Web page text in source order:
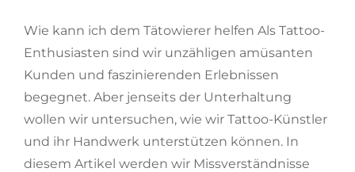
Wie kann ich dem Tätowierer helfen Als Tattoo-
Enthusiasten sind wir unzähligen amüsanten
Kunden und faszinierenden Erlebnissen
begegnet. Aber jenseits der Unterhaltung
wollen wir untersuchen, wie wir Tattoo-Künstler
und ihr Handwerk unterstützen können. In
diesem Artikel werden wir Missverständnisse